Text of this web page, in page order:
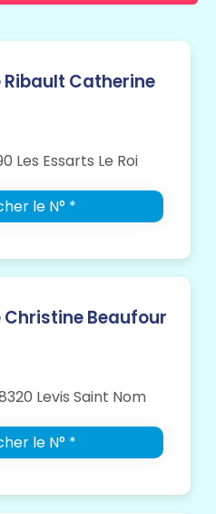
Catherine
Les Essarts Le Roi
le N° *
Beaufour
Levis Saint Nom
le N° *